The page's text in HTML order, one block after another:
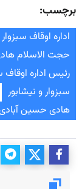
برچسب:
اداره اوقاف سبزوار
حجت الاسلام
رئیس اداره اوقاف
سبزوار و نیشابور
هادی حسین